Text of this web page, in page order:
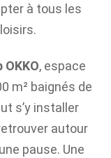
à tous les
OKKO, espace
m² baignés de
s’y installer
autour
pause. Une